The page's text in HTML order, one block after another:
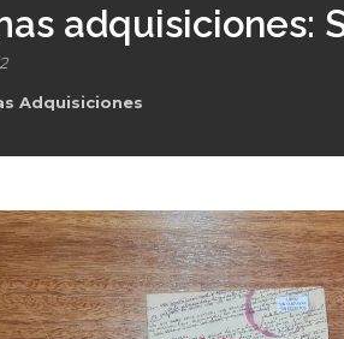
adquisiciones:
Adquisiciones